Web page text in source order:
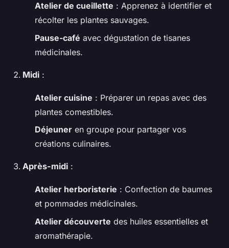
Atelier de cueillette : Apprenez à identifier et
récolter les plantes sauvages.
Pause-café avec dégustation de tisanes
médicinales.
Midi :
Atelier cuisine : Préparer un repas avec des
plantes comestibles.
Déjeuner en groupe pour partager vos
créations culinaires.
Après-midi :
Atelier herboristerie : Confection de baumes
et pommades médicinales.
Atelier découverte des huiles essentielles et
aromathérapie.